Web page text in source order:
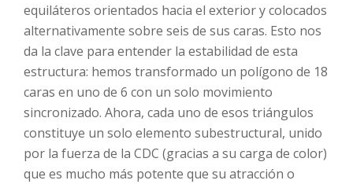
equiláteros orientados hacia el exterior y colocados
alternativamente sobre seis de sus caras. Esto nos
da la clave para entender la estabilidad de esta
estructura: hemos transformado un polígono de 18
caras en uno de 6 con un solo movimiento
sincronizado. Ahora, cada uno de esos triángulos
constituye un solo elemento subestructural, unido
por la fuerza de la CDC (gracias a su carga de color)
que es mucho más potente que su atracción o